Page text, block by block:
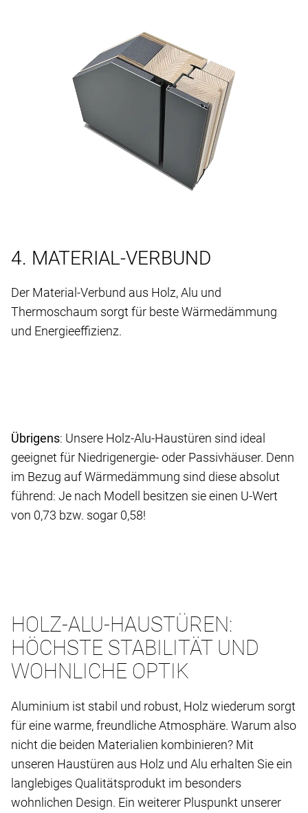
4. MATERIAL-VERBUND
Der Material-Verbund aus Holz, Alu und
Thermoschaum sorgt für beste Wärmedämmung
und Energieeffizienz.
Übrigens: Unsere Holz-Alu-Haustüren sind ideal
geeignet für Niedrigenergie- oder Passivhäuser. Denn
im Bezug auf Wärmedämmung sind diese absolut
führend: Je nach Modell besitzen sie einen U-Wert
von 0,73 bzw. sogar 0,58!
HOLZ-ALU-HAUSTÜREN:
HÖCHSTE STABILITÄT UND
WOHNLICHE OPTIK
Aluminium ist stabil und robust, Holz wiederum sorgt
für eine warme, freundliche Atmosphäre. Warum also
nicht die beiden Materialien kombinieren? Mit
unseren Haustüren aus Holz und Alu erhalten Sie ein
langlebiges Qualitätsprodukt im besonders
wohnlichen Design. Ein weiterer Pluspunkt unserer